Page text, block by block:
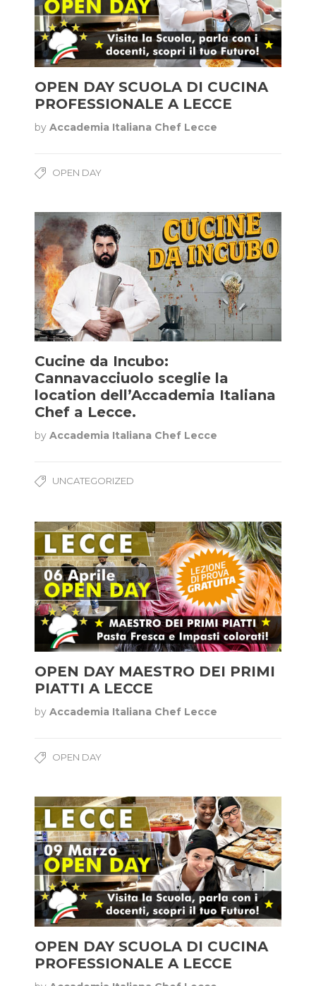
OPEN DAY SCUOLA DI CUCINA
PROFESSIONALE A LECCE
by Accademia Italiana Chef Lecce
OPEN DAY
Cucine da Incubo:
Cannavacciuolo sceglie la
location dell’Accademia Italiana
Chef a Lecce.
by Accademia Italiana Chef Lecce
UNCATEGORIZED
OPEN DAY MAESTRO DEI PRIMI
PIATTI A LECCE
by Accademia Italiana Chef Lecce
OPEN DAY
OPEN DAY SCUOLA DI CUCINA
PROFESSIONALE A LECCE